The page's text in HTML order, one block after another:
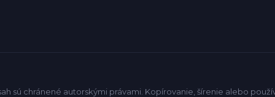
sú chránené autorskými právami. Kopírovanie, šírenie alebo